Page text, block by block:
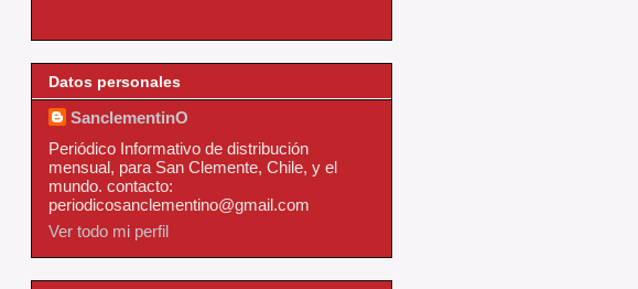
Datos personales
SanclementinO
Periódico Informativo de distribución
mensual, para San Clemente, Chile, y el
mundo. contacto:
periodicosanclementino@gmail.com
Ver todo mi perfil